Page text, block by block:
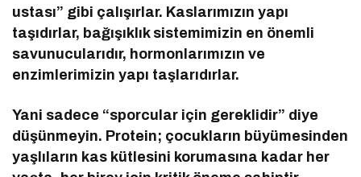
ustası” gibi çalışırlar. Kaslarımızın yapı
taşıdırlar, bağışıklık sistemimizin en önemli
savunucularıdır, hormonlarımızın ve
enzimlerimizin yapı taşlarıdırlar.
Yani sadece “sporcular için gereklidir” diye
düşünmeyin. Protein; çocukların büyümesinden
yaşlıların kas kütlesini korumasına kadar her